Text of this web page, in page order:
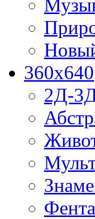
360x640
2Д-